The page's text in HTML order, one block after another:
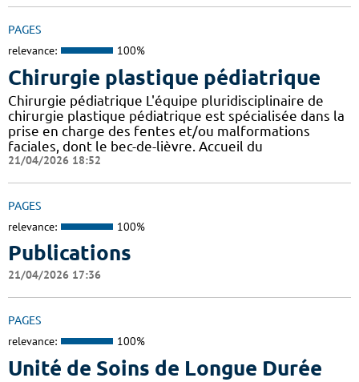
PAGES
relevance: 100%
Chirurgie plastique pédiatrique
Chirurgie pédiatrique L'équipe pluridisciplinaire de
chirurgie plastique pédiatrique est spécialisée dans la
prise en charge des fentes et/ou malformations
faciales, dont le bec-de-lièvre. Accueil du
21/04/2026 18:52
PAGES
relevance: 100%
Publications
21/04/2026 17:36
PAGES
relevance: 100%
Unité de Soins de Longue Durée